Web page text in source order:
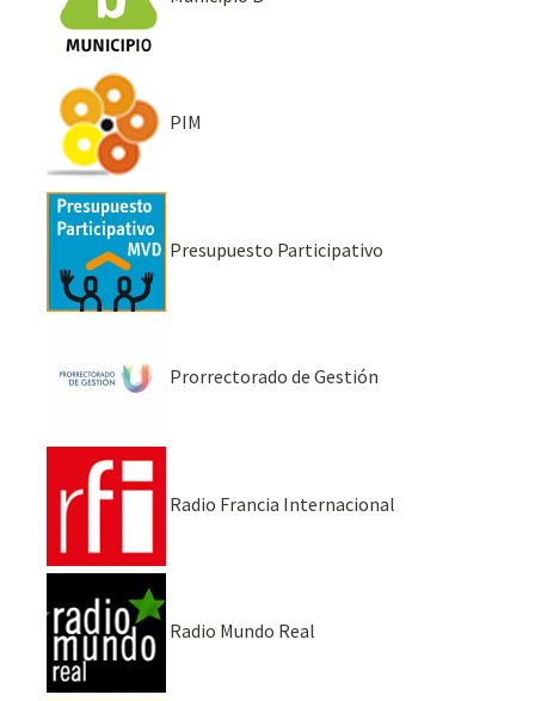
PIM
Presupuesto Participativo
Prorrectorado de Gestión
Radio Francia Internacional
Radio Mundo Real